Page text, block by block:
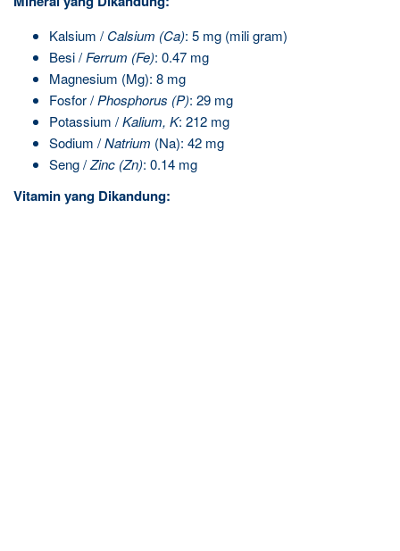
Kalsium /Calsium (Ca): 5 mg (mili gram)
Besi /Ferrum (Fe): 0.47 mg
Magnesium (Mg): 8 mg
Fosfor /Phosphorus (P): 29 mg
Potassium /Kalium, K: 212 mg
Sodium /Natrium (Na): 42 mg
Seng /Zinc (Zn): 0.14 mg
Vitamin yang Dikandung: